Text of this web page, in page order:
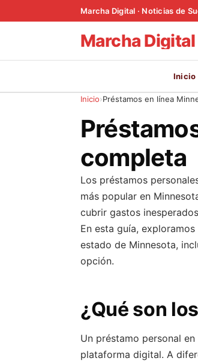
Marcha Digital · Noticias de
Marcha Digital
Inicio
Inicio Préstamos en línea
completa
Los préstamos
más popular en
cubrir gastos
En esta guía,
estado de Minnesota,
opción.
¿Qué son
Un préstamo personal
plataforma digital. A